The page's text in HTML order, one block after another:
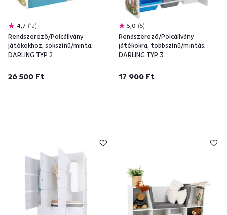
4,7 12
Rendszerező/Polcállvány
játékokhoz, sokszínű/minta,
DARLING TYP 2
26 500 Ft
5,0 5
Rendszerező/Polcállvány
játékokra, többszínű/mintás,
DARLING TYP 3
17 900 Ft